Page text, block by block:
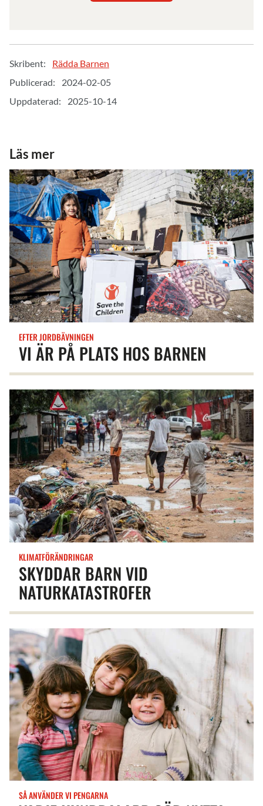
Skribent:
Rädda Barnen
Publicerad:
2024-02-05
Uppdaterad:
2025-10-14
Läs mer
VI ÄR PÅ PLATS HOS BARNEN
EFTER JORDBÄVNINGEN
SKYDDAR BARN VID
NATURKATASTROFER
KLIMATFÖRÄNDRINGAR
SÅ ANVÄNDER VI PENGARNA